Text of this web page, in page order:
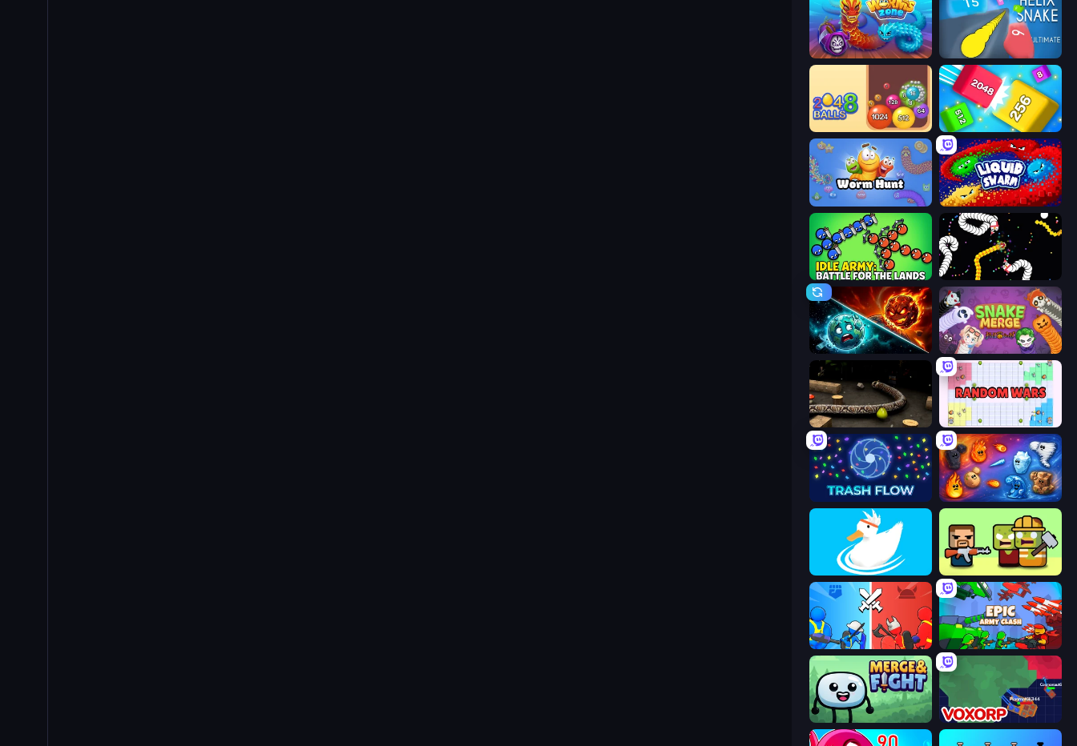
Worms.Zone Helix Snake
Crazy 2048 Balls Qube 2048
Worm Hunt Liquid Swarm
Idle Army: Battle for the Lands Worms.io
PlanetCrush 2 Snake Merge: Idle & io Zone
Snake 3D Random Wars
Trash Flow Elemental Merge
Ducklings Zombie Horde: Build & Survive
State Wars: Conquer Them All Epic Army Clash
Merge & Fight Voxorp